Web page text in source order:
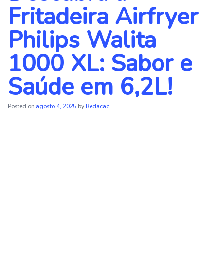
Fritadeira Airfryer
Philips Walita
1000 XL: Sabor e
Saúde em 6,2L!
Posted on agosto 4, 2025 byRedacao